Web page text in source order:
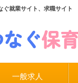
ぐ就業サイト、求職サイト
一般求人